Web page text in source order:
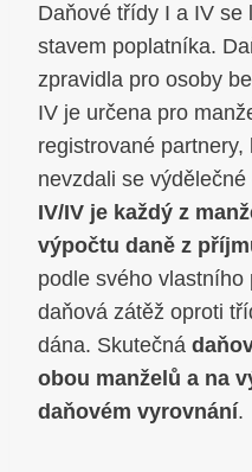
Daňové třídy I a IV se
stavem poplatníka.
zpravidla pro osoby
IV je určena pro
registrované
nevzdali se výdělečné
IV/IV je každý z
výpočtu daně z
podle svého
daňová zátěž oproti
dána. Skutečná
obou manželů a na
daňovém vyrovnání.